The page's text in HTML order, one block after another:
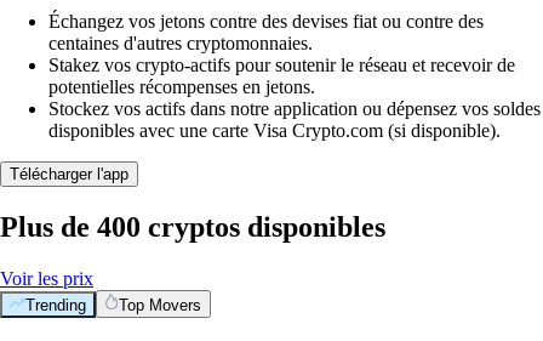
Échangez vos jetons contre des devises fiat ou contre des
centaines d'autres cryptomonnaies.
Stakez vos crypto-actifs pour soutenir le réseau et recevoir de
potentielles récompenses en jetons.
Stockez vos actifs dans notre application ou dépensez vos soldes
disponibles avec une carte Visa Crypto.com (si disponible).
Télécharger l'app
Plus de 400 cryptos disponibles
Voir les prix
Trending Top Movers